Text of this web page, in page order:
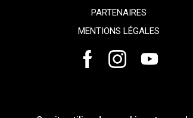
PARTENAIRES
MENTIONS LÉGALES